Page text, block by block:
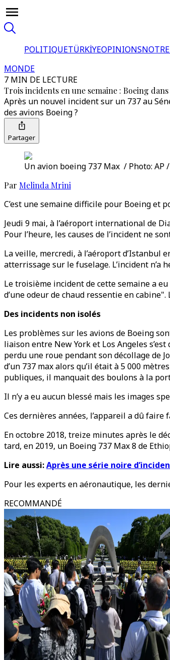
POLITIQUETÜRKİYEOPINIONS
MONDE
7 MIN DE LECTURE
Trois incidents en une semaine : Boeing
Après un nouvel incident sur un 737 au
des avions Boeing ?
Partager
Un avion boeing 737 Max / Photo: AP /
Par Melinda Mrini
C’est une semaine difficile pour Boeing et
Jeudi 9 mai, à l’aéroport international de
Pour l’heure, les causes de l’incident ne
La veille, mercredi, à l’aéroport d’Istanbul
atterrissage sur le fuselage. L’incident n’a
Le troisième incident de cette semaine a
d’une odeur de chaud ressentie en
Des incidents non isolés
Les problèmes sur les avions de Boeing
liaison entre New York et Los Angeles
perdu une roue pendant son décollage de
d’un 737 max alors qu’il était à 5 000
publiques, il manquait des boulons à la
Il n’y a eu aucun blessé mais les images
Ces dernières années, l’appareil a dû faire
En octobre 2018, treize minutes après le
tard, en 2019, un Boeing 737 Max 8 de
Lire aussi:Après une série noire
Pour les experts en aéronautique, les
RECOMMANDÉ